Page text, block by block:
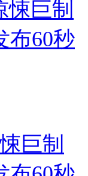
巨制